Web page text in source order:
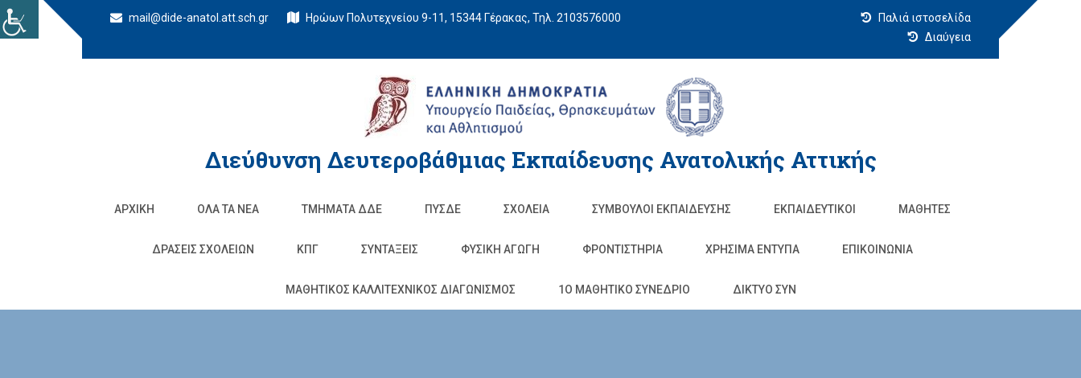
mail@dide-anatol.att.sch.gr Ηρώων Πολυτεχνείου 9-11, 15344 Γέρακας, Τηλ. 2103576000
Παλιά ιστοσελίδα
Διαύγεια
Διεύθυνση Δευτεροβάθμιας Εκπαίδευσης Ανατολικής Αττικής
ΑΡΧΙΚΉ ΌΛΑ ΤΑ ΝΈΑ ΤΜΉΜΑΤΑ ΔΔΕ ΠΥΣΔΕ ΣΧΟΛΕΊΑ ΣΥΜΒΟΥΛΟΙ ΕΚΠΑΙΔΕΥΣΗΣ ΕΚΠΑΙΔΕΥΤΙΚΟΊ ΜΑΘΗΤΈΣ
ΔΡΆΣΕΙΣ ΣΧΟΛΕΊΩΝ ΚΠΓ ΣΥΝΤΑΞΕΙΣ ΦΥΣΙΚΉ ΑΓΩΓΉ ΦΡΟΝΤΙΣΤΉΡΙΑ ΧΡΗΣΙΜΑ ΕΝΤΥΠΑ ΕΠΙΚΟΙΝΩΝΊΑ
ΜΑΘΗΤΙΚΟΣ ΚΑΛΛΙΤΕΧΝΙΚΟΣ ΔΙΑΓΩΝΙΣΜΟΣ 1O ΜΑΘΗΤΙΚΟ ΣΥΝΕΔΡΙΟ ΔΙΚΤΥΟ ΣΥΝ